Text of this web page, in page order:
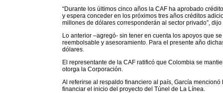
“Durante los últimos cinco años la CAF ha aprobado
y espera conceder en los próximos tres años créditos
millones de dólares corresponderán al sector privado”,
Lo anterior –agregó- sin tener en cuenta los apoyos que
reembolsable y asesoramiento. Para el presente año
dólares.
El representante de la CAF ratificó que Colombia se
otorga la Corporación.
Al referirse al respaldo financiero al país, García
financiar el inicio del proyecto del Túnel de La Línea.